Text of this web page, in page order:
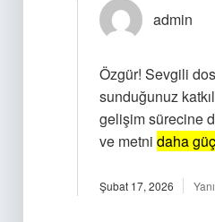
admin
Özgür! Sevgili
sunduğunuz
gelişim sürecine
ve metni daha
Şubat 17, 2026